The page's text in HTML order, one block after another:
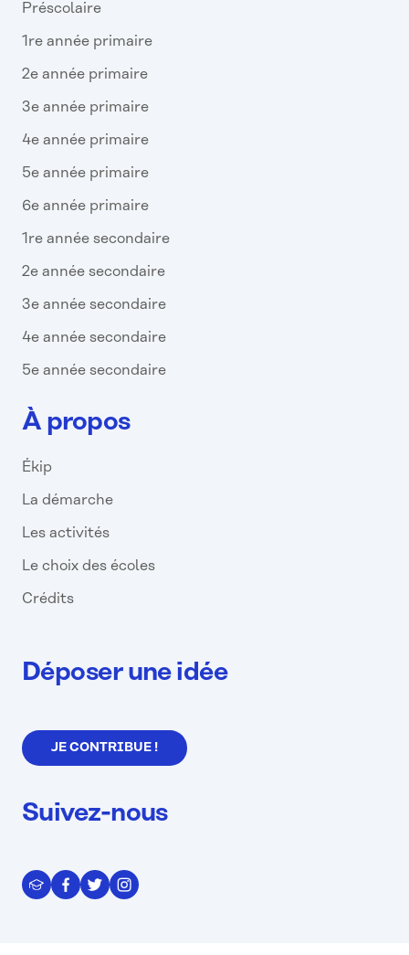
Préscolaire
1re année primaire
2e année primaire
3e année primaire
4e année primaire
5e année primaire
6e année primaire
1re année secondaire
2e année secondaire
3e année secondaire
4e année secondaire
5e année secondaire
À propos
Ékip
La démarche
Les activités
Le choix des écoles
Crédits
Déposer une idée
JE CONTRIBUE !
Suivez-nous